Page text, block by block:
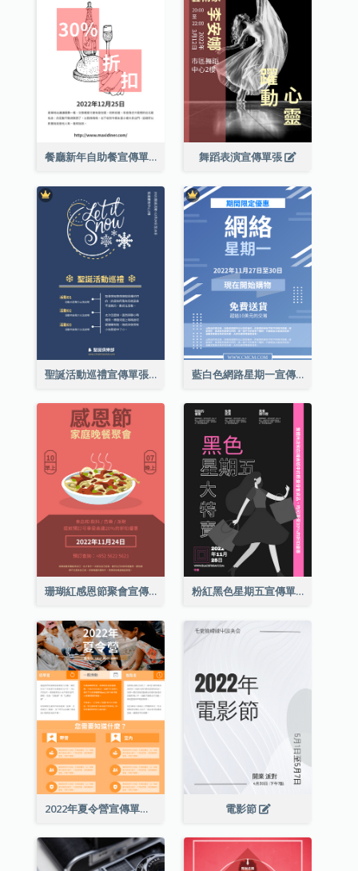
餐廳新年自助餐宣傳單張 舞蹈表演宣傳單張
聖誕活動巡禮宣傳單張(附介紹) 藍白色網路星期一宣傳單張
珊瑚紅感恩節聚會宣傳單張 粉紅黑色星期五宣傳單張
2022年夏令營宣傳單張 電影節